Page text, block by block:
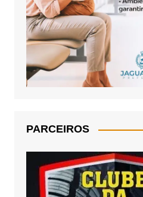
PARCEIROS